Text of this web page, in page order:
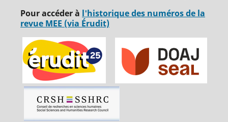
Pour accéder à l'historique des numéros de la
revue MEE (via Érudit)